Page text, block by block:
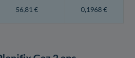
56,81 € 0,1968 €